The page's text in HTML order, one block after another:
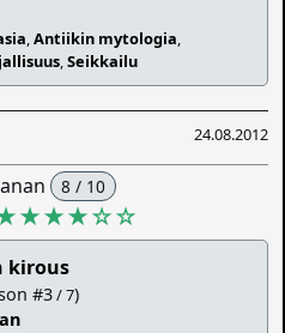
,Antiikin mytologia,
,Seikkailu
24.08.2012
8 / 10
☆☆
kirous
#3/ 7)